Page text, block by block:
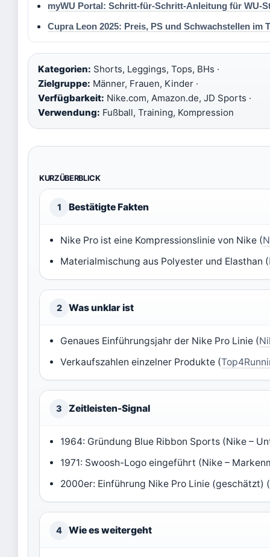
myWU Portal: Schritt-für-Schritt-Anleitung für WU-
Cupra Leon 2025: Preis, PS und Schwachstellen im
Kategorien: Shorts, Leggings, Tops, BHs ·
Zielgruppe: Männer, Frauen, Kinder ·
Verfügbarkeit: Nike.com, Amazon.de, JD Sports ·
Verwendung: Fußball, Training, Kompression
KURZÜBERBLICK
1 Bestätigte Fakten
Nike Pro ist eine Kompressionslinie von Nike (
Materialmischung aus Polyester und Elasthan (
2 Was unklar ist
Genaues Einführungsjahr der Nike Pro Linie (
Verkaufszahlen einzelner Produkte (
3 Zeitleisten-Signal
1964: Gründung Blue Ribbon Sports (Nike –
1971: Swoosh-Logo eingeführt (Nike –
2000er: Einführung Nike Pro Linie (geschätzt)
4 Wie es weitergeht